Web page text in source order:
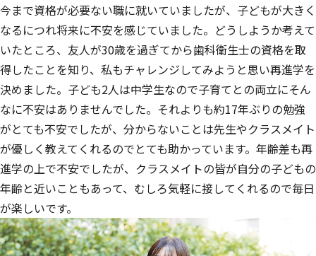
今まで資格が必要ない職に就いていましたが、子どもが大きく
なるにつれ将来に不安を感じていました。どうしようか考えて
いたところ、友人が30歳を過ぎてから歯科衛生士の資格を取
得したことを知り、私もチャレンジしてみようと思い再進学を
決めました。子ども2人は中学生なので子育てとの両立にそん
なに不安はありませんでした。それよりも約17年ぶりの勉強
がとても不安でしたが、分からないことは先生やクラスメイト
が優しく教えてくれるのでとても助かっています。年齢差も再
進学の上で不安でしたが、クラスメイトの皆が自分の子どもの
年齢と近いこともあって、むしろ気軽に接してくれるので毎日
が楽しいです。